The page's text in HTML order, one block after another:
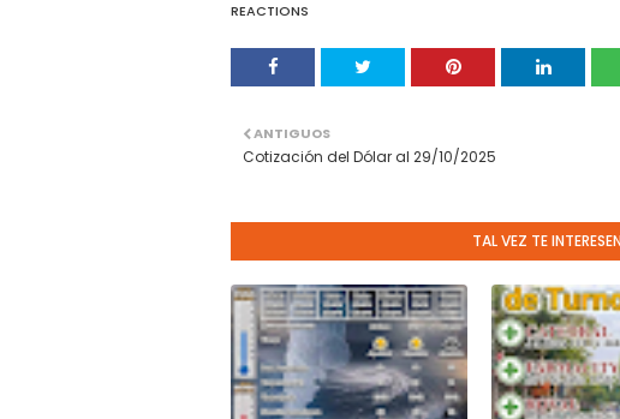
REACTIONS
ANTIGUOS
Cotización del Dólar al 29/10/2025
TAL VEZ TE